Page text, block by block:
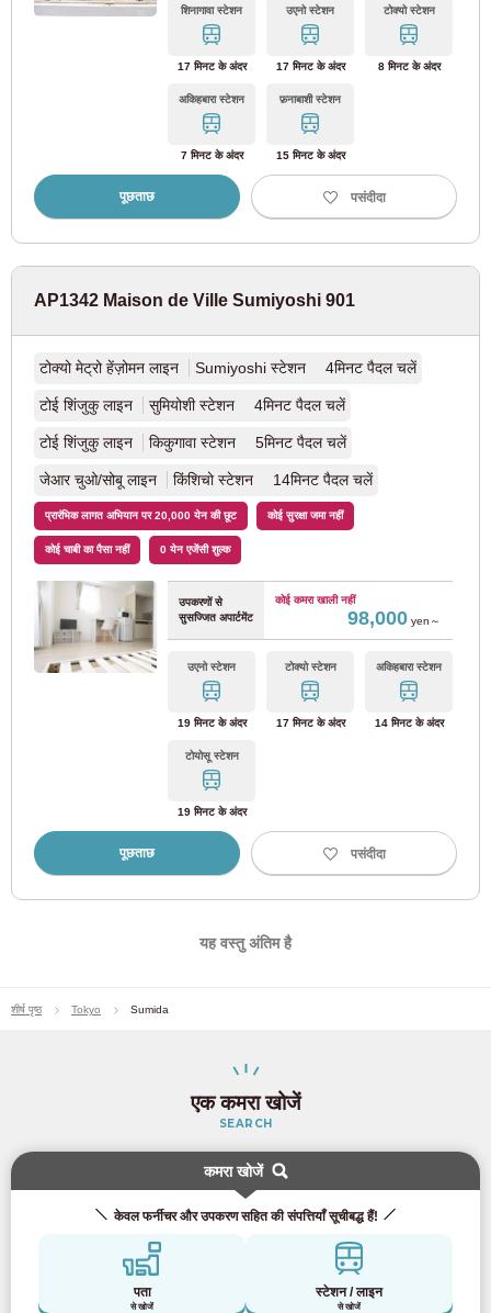
शिनागावा स्टेशन
17 मिनट के अंदर
उएनो स्टेशन
17 मिनट के अंदर
टोक्यो स्टेशन
8 मिनट के अंदर
अकिहबारा स्टेशन
7 मिनट के अंदर
फ़नाबाशी स्टेशन
15 मिनट के अंदर
पूछताछ पसंदीदा
AP1342 Maison de Ville Sumiyoshi 901
टोक्यो मेट्रो हेंज़ोमन लाइन Sumiyoshi स्टेशन 4मिनट पैदल चलें
टोई शिंजुकु लाइन सुमियोशी स्टेशन 4मिनट पैदल चलें
टोई शिंजुकु लाइन किकुगावा स्टेशन 5मिनट पैदल चलें
जेआर चुओ/सोबू लाइन किंशिचो स्टेशन 14मिनट पैदल चलें
प्रारंभिक लागत अभियान पर 20,000 येन की छूट कोई सुरक्षा जमा नहीं
कोई चाबी का पैसा नहीं 0 येन एजेंसी शुल्क
उपकरणों से
सुसज्जित अपार्टमेंट
कोई कमरा खाली नहीं
98,000yen～
उएनो स्टेशन
19 मिनट के अंदर
टोक्यो स्टेशन
17 मिनट के अंदर
अकिहबारा स्टेशन
14 मिनट के अंदर
टोयोसू स्टेशन
19 मिनट के अंदर
पूछताछ पसंदीदा
यह वस्तु अंतिम है
शीर्ष पृष्ठ Tokyo Sumida
टोबू दाशी लाइन (11)
होकुसो रेलवे
सुकुबा एक्सप्रेस
टोक्यो वाटरफ्रंट हाई-स्पीड रेलवे
रिंकाई लाइन (12)
योकोहामा सिटी परिवहन ब्यूरो
नीली रेखा (18)
(20)
शिंकेइसी इलेक्ट्रिक रेलवे
टोयो रैपिड लाइन (1)
एक कमरा खोजें
SEARCH
कमरा खोजें
केवल फर्नीचर और उपकरण सहित की संपत्तियाँ सूचीबद्ध हैं!
पता
से खोजें
स्टेशन / लाइन
से खोजें